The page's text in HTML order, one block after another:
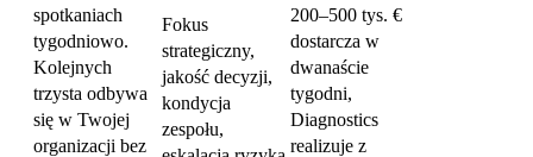
spotkaniach
tygodniowo.
Kolejnych
trzysta odbywa
się w Twojej
organizacji bez
Fokus
strategiczny,
jakość decyzji,
kondycja
zespołu,
200–500 tys. €
dostarcza w
dwanaście
tygodni,
Diagnostics
realizuje z